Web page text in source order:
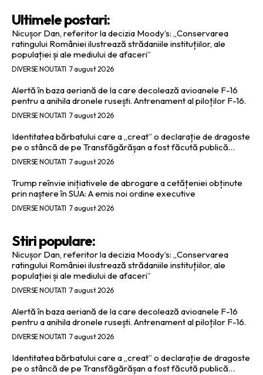
Ultimele postari:
Nicușor Dan, referitor la decizia Moody’s: „Conservarea
ratingului României ilustrează strădaniile instituțiilor, ale
populației și ale mediului de afaceri”
DIVERSE NOUTATI 7 august 2026
Alertă în baza aeriană de la care decolează avioanele F-16
pentru a anihila dronele rusești. Antrenament al piloților F-16.
DIVERSE NOUTATI 7 august 2026
Identitatea bărbatului care a „creat” o declarație de dragoste
pe o stâncă de pe Transfăgărășan a fost făcută publică…
DIVERSE NOUTATI 7 august 2026
Trump reînvie inițiativele de abrogare a cetățeniei obținute
prin naștere în SUA: A emis noi ordine executive
DIVERSE NOUTATI 7 august 2026
Stiri populare:
Nicușor Dan, referitor la decizia Moody’s: „Conservarea
ratingului României ilustrează strădaniile instituțiilor, ale
populației și ale mediului de afaceri”
DIVERSE NOUTATI 7 august 2026
Alertă în baza aeriană de la care decolează avioanele F-16
pentru a anihila dronele rusești. Antrenament al piloților F-16.
DIVERSE NOUTATI 7 august 2026
Identitatea bărbatului care a „creat” o declarație de dragoste
pe o stâncă de pe Transfăgărășan a fost făcută publică…